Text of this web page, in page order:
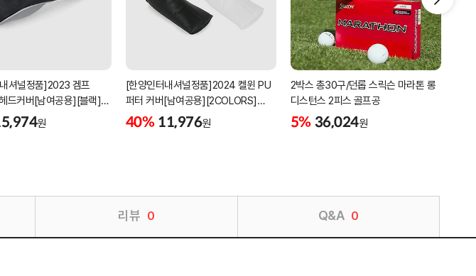
셔널정품]2023 겜프
드커버[남여공용][블랙]
원
[한양인터내셔널정품]2024 켈윈 PU
퍼터 커버[남여공용][2COLORS]
[KW-PC320]
40% 11,976원
2박스 총30구/던롭 스릭슨 마라톤 롱
디스턴스 2피스 골프공
5% 36,024원
리뷰 0 Q&A 0